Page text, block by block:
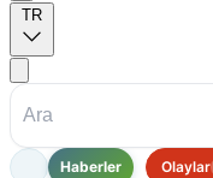
TR
Haberler Olaylar